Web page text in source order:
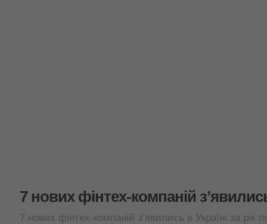
7 нових фінтех-компаній
7 нових фінтех-компаній з’явились в Україні за рік